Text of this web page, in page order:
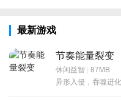
最新游戏
节奏能量裂变
休闲益智 | 87MB
异形入侵，吞噬进